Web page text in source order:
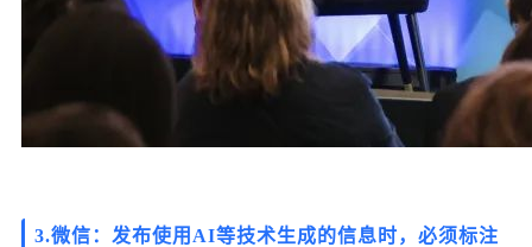
3.微信：发布使用AI等技术生成的信息时，必须标注